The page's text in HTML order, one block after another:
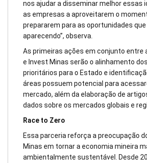
nos ajudar a disseminar melhor essas
as empresas a aproveitarem o
prepararem para as oportunidades
aparecendo”, observa.
As primeiras ações em conjunto entre
e Invest Minas serão o alinhamento
prioritários para o Estado e
áreas possuem potencial para
mercado, além da elaboração de
dados sobre os mercados globais e
Race to Zero
Essa parceria reforça a preocupação
Minas em tornar a economia mineira
ambientalmente sustentável. Desde